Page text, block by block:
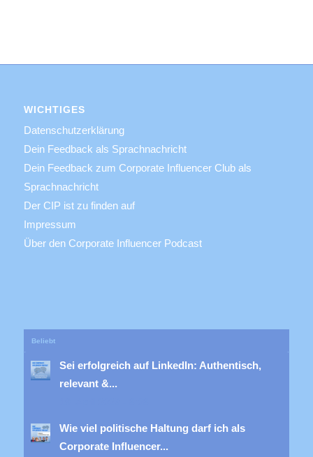
WICHTIGES
Datenschutzerklärung
Dein Feedback als Sprachnachricht
Dein Feedback zum Corporate Influencer Club als
Sprachnachricht
Der CIP ist zu finden auf
Impressum
Über den Corporate Influencer Podcast
Beliebt
Sei erfolgreich auf LinkedIn: Authentisch,
relevant &...
Wie viel politische Haltung darf ich als
Corporate Influencer...